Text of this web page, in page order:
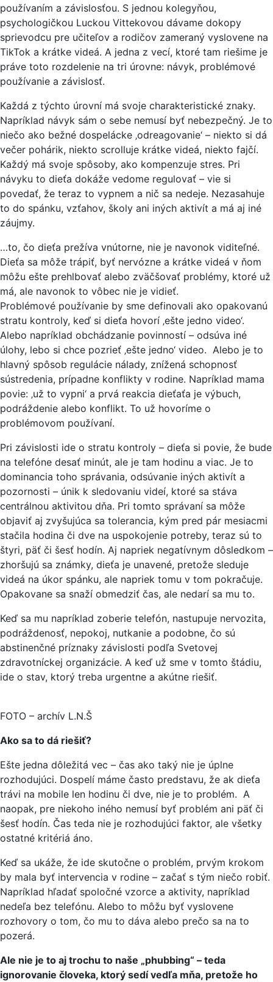
používaním a závislosťou. S jednou kolegyňou,
psychologičkou Luckou Vittekovou dávame dokopy
sprievodcu pre učiteľov a rodičov zameraný vyslovene na
TikTok a krátke videá. A jedna z vecí, ktoré tam riešime je
práve toto rozdelenie na tri úrovne: návyk, problémové
používanie a závislosť.
Každá z týchto úrovní má svoje charakteristické znaky.
Napríklad návyk sám o sebe nemusí byť nebezpečný. Je to
niečo ako bežné dospelácke ‚odreagovanie‘ – niekto si dá
večer pohárik, niekto scrolluje krátke videá, niekto fajčí.
Každý má svoje spôsoby, ako kompenzuje stres. Pri
návyku to dieťa dokáže vedome regulovať – vie si
povedať, že teraz to vypnem a nič sa nedeje. Nezasahuje
to do spánku, vzťahov, školy ani iných aktivít a má aj iné
záujmy.
…to, čo dieťa prežíva vnútorne, nie je navonok viditeľné.
Dieťa sa môže trápiť, byť nervózne a krátke videá v ňom
môžu ešte prehlbovať alebo zväčšovať problémy, ktoré už
má, ale navonok to vôbec nie je vidieť.
Problémové používanie by sme definovali ako opakovanú
stratu kontroly, keď si dieťa hovorí ‚ešte jedno video‘.
Alebo napríklad obchádzanie povinností – odsúva iné
úlohy, lebo si chce pozrieť ‚ešte jedno‘ video. Alebo je to
hlavný spôsob regulácie nálady, znížená schopnosť
sústredenia, prípadne konflikty v rodine. Napríklad mama
povie: ‚už to vypni‘ a prvá reakcia dieťaťa je výbuch,
podráždenie alebo konflikt. To už hovoríme o
problémovom používaní.
Pri závislosti ide o stratu kontroly – dieťa si povie, že bude
na telefóne desať minút, ale je tam hodinu a viac. Je to
dominancia toho správania, odsúvanie iných aktivít a
pozornosti – únik k sledovaniu videí, ktoré sa stáva
centrálnou aktivitou dňa. Pri tomto správaní sa môže
objaviť aj zvyšujúca sa tolerancia, kým pred pár mesiacmi
stačila hodina či dve na uspokojenie potreby, teraz sú to
štyri, päť či šesť hodín. Aj napriek negatívnym dôsledkom –
zhoršujú sa známky, dieťa je unavené, pretože sleduje
videá na úkor spánku, ale napriek tomu v tom pokračuje.
Opakovane sa snaží obmedziť čas, ale nedarí sa mu to.
Keď sa mu napríklad zoberie telefón, nastupuje nervozita,
podráždenosť, nepokoj, nutkanie a podobne, čo sú
abstinenčné príznaky závislosti podľa Svetovej
zdravotníckej organizácie. A keď už sme v tomto štádiu,
ide o stav, ktorý treba urgentne a akútne riešiť.
FOTO – archív L.N.Š
Ako sa to dá riešiť?
Ešte jedna dôležitá vec – čas ako taký nie je úplne
rozhodujúci. Dospelí máme často predstavu, že ak dieťa
trávi na mobile len hodinu či dve, nie je to problém. A
naopak, pre niekoho iného nemusí byť problém ani päť či
šesť hodín. Čas teda nie je rozhodujúci faktor, ale všetky
ostatné kritériá áno.
Keď sa ukáže, že ide skutočne o problém, prvým krokom
by mala byť intervencia v rodine – začať s tým niečo robiť.
Napríklad hľadať spoločné vzorce a aktivity, napríklad
nedeľa bez telefónu. Alebo to môžu byť vyslovene
rozhovory o tom, čo mu to dáva alebo prečo sa na to
pozerá.
Ale nie je to aj trochu to naše „phubbing“ – teda
ignorovanie človeka, ktorý sedí vedľa mňa, pretože ho